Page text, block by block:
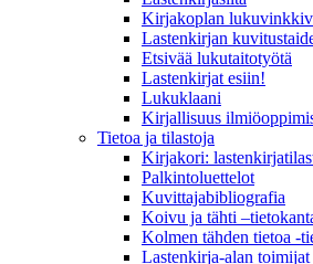
Kirjakoplan
Lastenkirjan
Etsivää lukutaitotyötä
Lastenkirjat esiin!
Lukuklaani
Kirjallisuus
Tietoa ja tilastoja
Kirjakori:
Palkintoluettelot
Kuvittaja­bibliografia
Koivu ja tähti
Kolmen tähden tietoa -
Lastenkirja-alan toimijat